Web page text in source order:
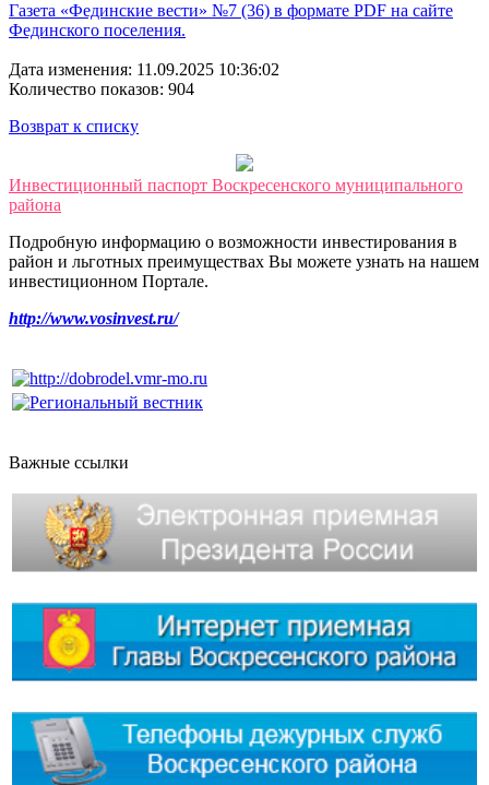
Газета «Фединские вести» №7 (36) в формате PDF на сайте
Фединского поселения.
Дата изменения: 11.09.2025 10:36:02
Количество показов: 904
Возврат к списку
Инвестиционный паспорт Воскресенского муниципального
района
Подробную информацию о возможности инвестирования в
район и льготных преимуществах Вы можете узнать на нашем
инвестиционном Портале.
http://www.vosinvest.ru/
Важные ссылки